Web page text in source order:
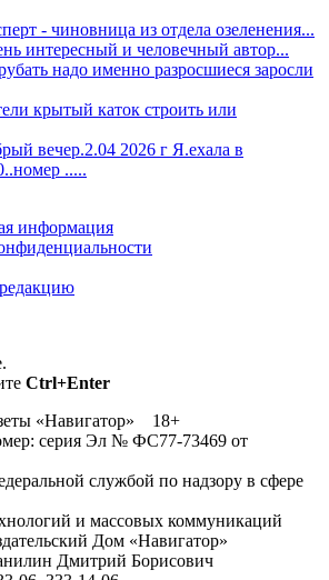
- чиновница из отдела озеленения...
интересный и человечный автор...
надо именно разросшиеся заросли
крытый каток строить или
вечер.2.04 2026 г Я.ехала в
.....
информация
Ctrl+Enter
«Навигатор» 18+
серия Эл № ФС77-73469 от
службой по надзору в сфере
и массовых коммуникаций
Дом «Навигатор»
Дмитрий Борисович